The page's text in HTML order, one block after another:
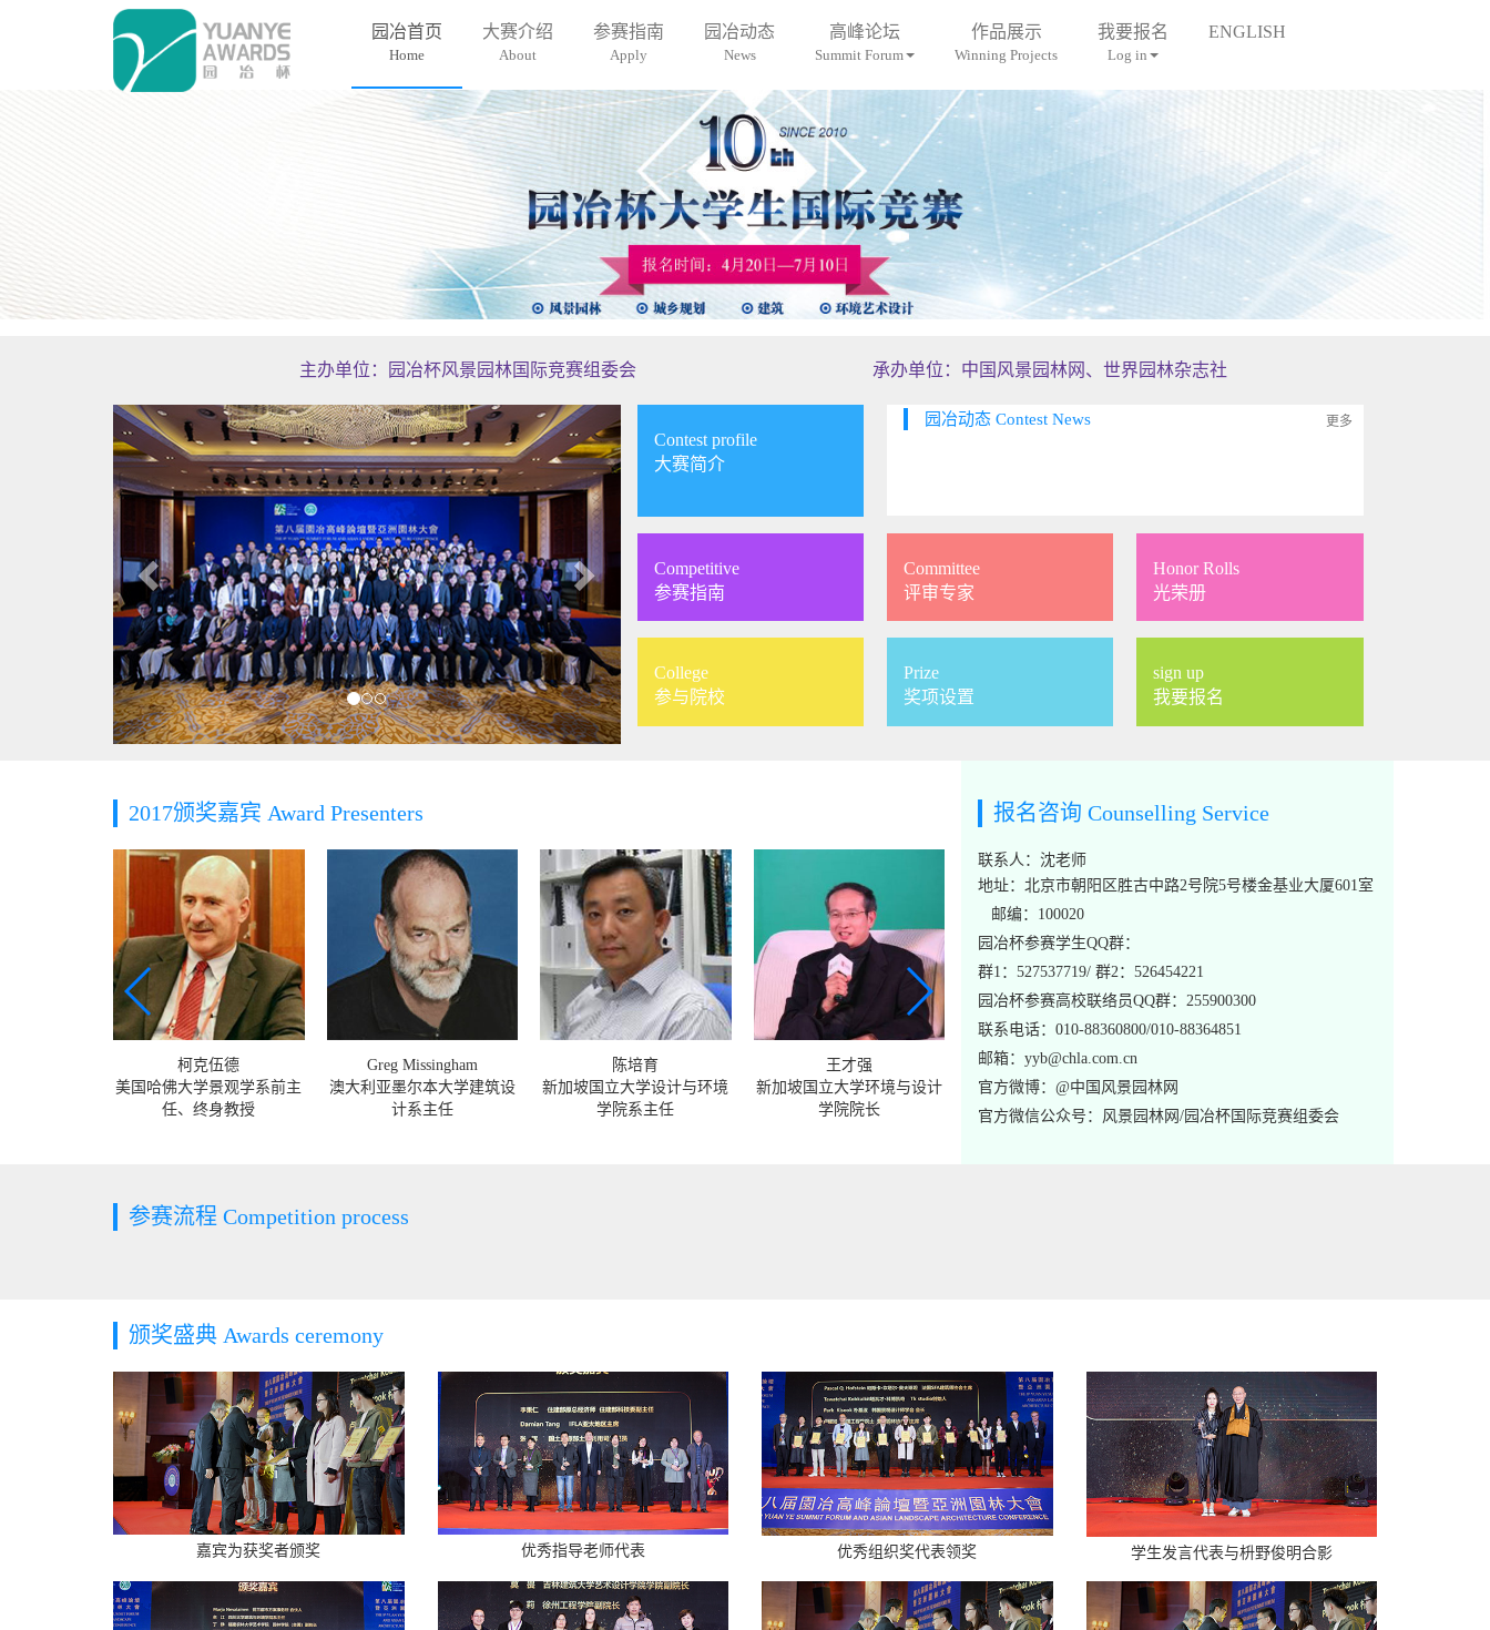
园冶首页
Home(current)
大赛介绍
About
参赛指南
Apply
园冶动态
News
高峰论坛
Summit Forum
作品展示
Winning Projects
我要报名
Log in
ENGLISH
主办单位：园冶杯风景园林国际竞赛组委会 承办单位：中国风景园林网、世界园林杂志社
Previous Next
Contest profile
大赛简介
园冶动态 Contest News 更多
Competitive
参赛指南
Committee
评审专家
Honor Rolls
光荣册
College
参与院校
Prize
奖项设置
sign up
我要报名
2017颁奖嘉宾 Award Presenters
柯克伍德
美国哈佛大学景观学系前主
任、终身教授
Greg Missingham
澳大利亚墨尔本大学建筑设
计系主任
陈培育
新加坡国立大学设计与环境
学院系主任
王才强
新加坡国立大学环境与设计
学院院长
赵耕真
韩国首尔国立大学环境研究
院副院长
造园景学会理事长
报名咨询 Counselling Service
联系人：沈老师
地址：北京市朝阳区胜古中路2号院5号楼金基业大厦601室
邮编：100020
园冶杯参赛学生QQ群：
群1：527537719/ 群2：526454221
园冶杯参赛高校联络员QQ群：255900300
联系电话：010-88360800/010-88364851
邮箱：yyb@chla.com.cn
官方微博：@中国风景园林网
官方微信公众号：风景园林网/园冶杯国际竞赛组委会
参赛流程 Competition process
颁奖盛典 Awards ceremony
嘉宾为获奖者颁奖 优秀指导老师代表 优秀组织奖代表领奖 学生发言代表与枡野俊明合影